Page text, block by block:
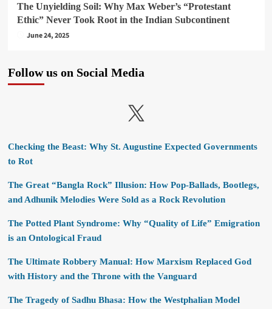
The Unyielding Soil: Why Max Weber’s “Protestant
Ethic” Never Took Root in the Indian Subcontinent
June 24, 2025
Follow us on Social Media
X
Checking the Beast: Why St. Augustine Expected Governments
to Rot
The Great “Bangla Rock” Illusion: How Pop-Ballads, Bootlegs,
and Adhunik Melodies Were Sold as a Rock Revolution
The Potted Plant Syndrome: Why “Quality of Life” Emigration
is an Ontological Fraud
The Ultimate Robbery Manual: How Marxism Replaced God
with History and the Throne with the Vanguard
The Tragedy of Sadhu Bhasa: How the Westphalian Model